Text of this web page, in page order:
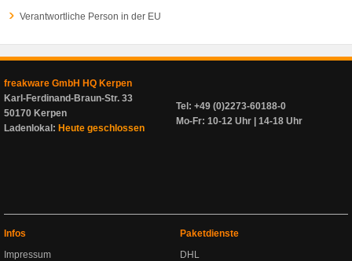
Verantwortliche Person in der EU
freakware GmbH HQ Kerpen
Karl-Ferdinand-Braun-Str. 33
50170 Kerpen
Ladenlokal: Heute geschlossen
Tel: +49 (0)2273-60188-0
Mo-Fr: 10-12 Uhr | 14-18 Uhr
Infos
Impressum
Paketdienste
DHL